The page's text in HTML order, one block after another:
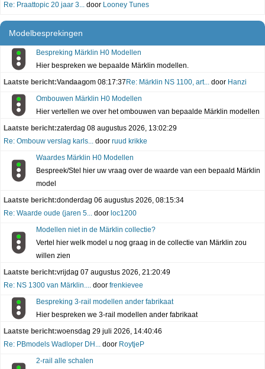
Re: Praattopic 20 jaar 3... door Looney Tunes
Modelbesprekingen
Bespreking Märklin H0 Modellen
Hier bespreken we bepaalde Märklin modellen.
Laatste bericht:Vandaagom 08:17:37 Re: Märklin NS 1100, art... door Hanzi
Ombouwen Märklin H0 Modellen
Hier vertellen we over het ombouwen van bepaalde Märklin modellen
Laatste bericht:zaterdag 08 augustus 2026, 13:02:29
Re: Ombouw verslag karls... door ruud krikke
Waardes Märklin H0 Modellen
Bespreek/Stel hier uw vraag over de waarde van een bepaald Märklin
model
Laatste bericht:donderdag 06 augustus 2026, 08:15:34
Re: Waarde oude (jaren 5... door loc1200
Modellen niet in de Märklin collectie?
Vertel hier welk model u nog graag in de collectie van Märklin zou
willen zien
Laatste bericht:vrijdag 07 augustus 2026, 21:20:49
Re: NS 1300 van Märklin.... door frenkievee
Bespreking 3-rail modellen ander fabrikaat
Hier bespreken we 3-rail modellen ander fabrikaat
Laatste bericht:woensdag 29 juli 2026, 14:40:46
Re: PBmodels Wadloper DH... door RoytjeP
2-rail alle schalen